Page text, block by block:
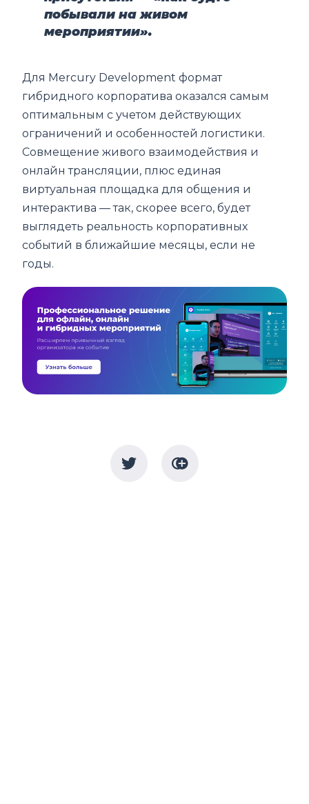
побывали на живом
мероприятии».
Для Mercury Development формат
гибридного корпоратива оказался самым
оптимальным с учетом действующих
ограничений и особенностей логистики.
Совмещение живого взаимодействия и
онлайн трансляции, плюс единая
виртуальная площадка для общения и
интерактива — так, скорее всего, будет
выглядеть реальность корпоративных
событий в ближайшие месяцы, если не
годы.